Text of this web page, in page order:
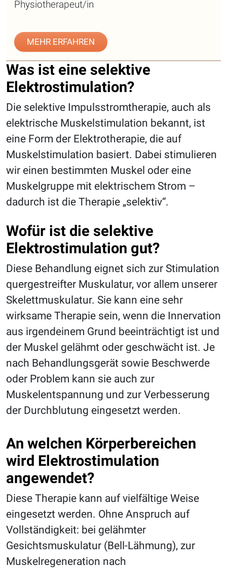
Physiotherapeut/in
MEHR ERFAHREN
Was ist eine selektive
Elektrostimulation?
Die selektive Impulsstromtherapie, auch als
elektrische Muskelstimulation bekannt, ist
eine Form der Elektrotherapie, die auf
Muskelstimulation basiert. Dabei stimulieren
wir einen bestimmten Muskel oder eine
Muskelgruppe mit elektrischem Strom –
dadurch ist die Therapie „selektiv“.
Wofür ist die selektive
Elektrostimulation gut?
Diese Behandlung eignet sich zur Stimulation
quergestreifter Muskulatur, vor allem unserer
Skelettmuskulatur. Sie kann eine sehr
wirksame Therapie sein, wenn die Innervation
aus irgendeinem Grund beeinträchtigt ist und
der Muskel gelähmt oder geschwächt ist. Je
nach Behandlungsgerät sowie Beschwerde
oder Problem kann sie auch zur
Muskelentspannung und zur Verbesserung
der Durchblutung eingesetzt werden.
An welchen Körperbereichen
wird Elektrostimulation
angewendet?
Diese Therapie kann auf vielfältige Weise
eingesetzt werden. Ohne Anspruch auf
Vollständigkeit: bei gelähmter
Gesichtsmuskulatur (Bell-Lähmung), zur
Muskelregeneration nach